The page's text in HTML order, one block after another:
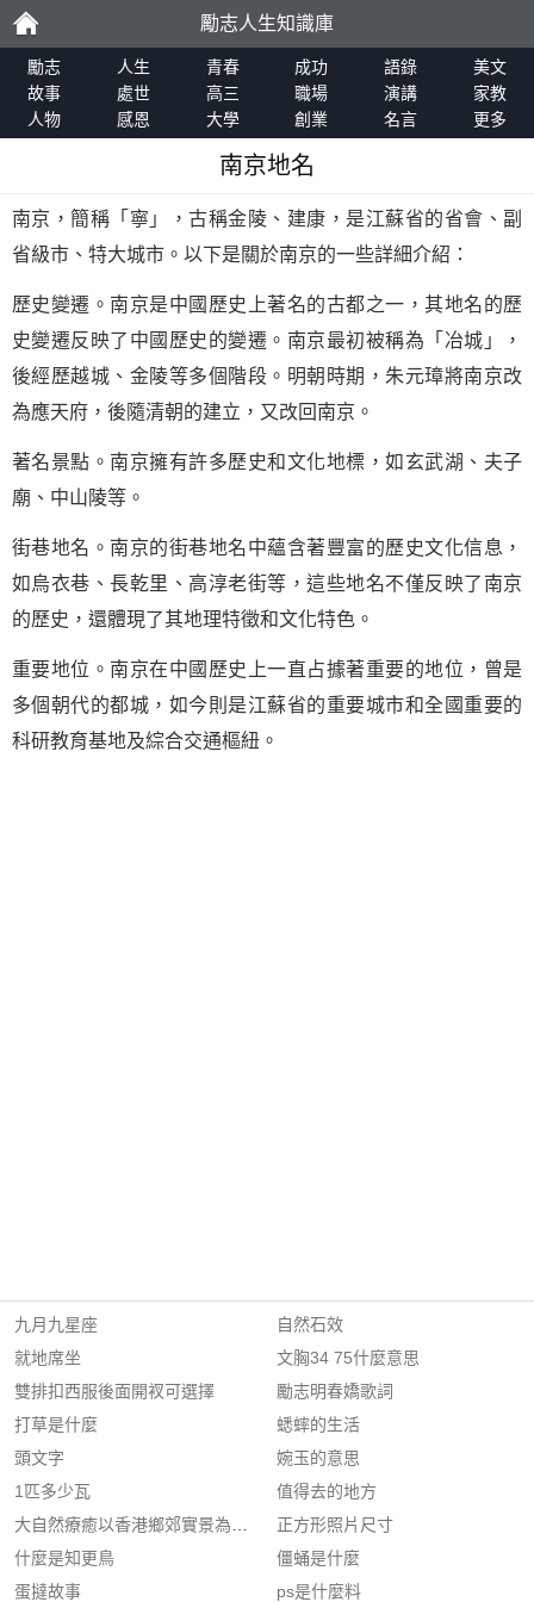
勵
志
勵志人生知識庫
勵志 人生 青春 成功 語錄
美文
故事
處世 高三 職場 演講
家教
人物
感恩 大學 創業 名言 更多
南京地名
南京，簡稱「寧」，古稱金陵、建康，是江蘇省的省會、副
省級市、特大城市。以下是關於南京的一些詳細介紹：
歷史變遷。南京是中國歷史上著名的古都之一，其地名的歷
史變遷反映了中國歷史的變遷。南京最初被稱為「冶城」，
後經歷越城、金陵等多個階段。明朝時期，朱元璋將南京改
為應天府，後隨清朝的建立，又改回南京。
著名景點。南京擁有許多歷史和文化地標，如玄武湖、夫子
廟、中山陵等。
街巷地名。南京的街巷地名中蘊含著豐富的歷史文化信息，
如烏衣巷、長乾里、高淳老街等，這些地名不僅反映了南京
的歷史，還體現了其地理特徵和文化特色。
重要地位。南京在中國歷史上一直占據著重要的地位，曾是
多個朝代的都城，如今則是江蘇省的重要城市和全國重要的
科研教育基地及綜合交通樞紐。
九月九星座
就地席坐
雙排扣西服後面開衩可選擇
打草是什麼
頭文字
1匹多少瓦
大自然療癒以香港鄉郊實景為背景創作故事
什麼是知更鳥
蛋撻故事
自然石效
文胸34 75什麼意思
勵志明春嬌歌詞
蟋蟀的生活
婉玉的意思
值得去的地方
正方形照片尺寸
僵蛹是什麼
ps是什麼料